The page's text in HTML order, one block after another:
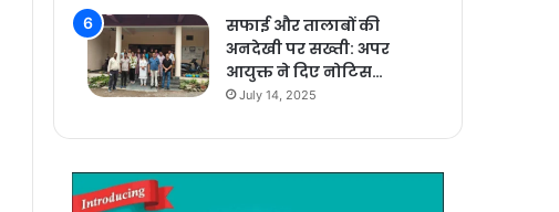
सफाई और तालाबों की
अनदेखी पर सख्ती: अपर
आयुक्त ने दिए नोटिस…
July 14, 2025